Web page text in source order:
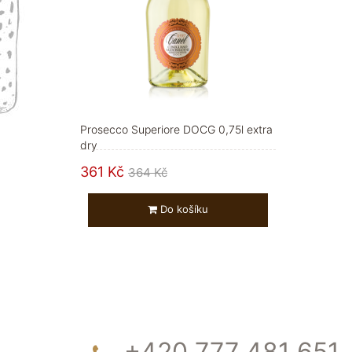
Prosecco Superiore DOCG 0,75l extra
dry
361 Kč 364 Kč
Do košíku